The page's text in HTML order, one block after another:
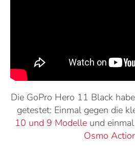
Die GoPro Hero 11 Black
getestet: Einmal gegen die
10 und 9 Modelle und
Osmo